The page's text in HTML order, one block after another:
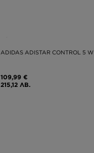
ADIDAS ADISTAR CONTROL 5 W
109,99 €
215,12 ЛВ.